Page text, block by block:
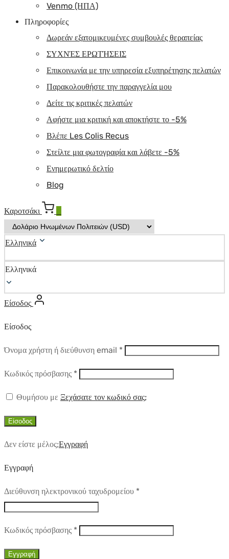
Venmo (ΗΠΑ)
Πληροφορίες
Δωρεάν εξατομικευμένες συμβουλές θεραπείας
ΣΥΧΝΈΣ ΕΡΩΤΉΣΕΙΣ
Επικοινωνία με την υπηρεσία εξυπηρέτησης πελατών
Παρακολουθήστε την παραγγελία μου
Δείτε τις κριτικές πελατών
Αφήστε μια κριτική και αποκτήστε το -5%
Βλέπε Les Colis Recus
Στείλτε μια φωτογραφία και λάβετε -5%
Ενημερωτικό δελτίο
Blog
Καροτσάκι
Ελληνικά
Ελληνικά
Είσοδος
Είσοδος
Όνομα χρήστη ή διεύθυνση email *Απαιτούμενο
Κωδικός πρόσβασης *Απαιτούμενο
Θυμήσου με Ξεχάσατε τον κωδικό σας;
Είσοδος
Δεν είστε μέλος;Εγγραφή
Εγγραφή
Διεύθυνση ηλεκτρονικού ταχυδρομείου *Απαιτούμενο
Κωδικός πρόσβασης *Απαιτούμενο
Εγγραφή